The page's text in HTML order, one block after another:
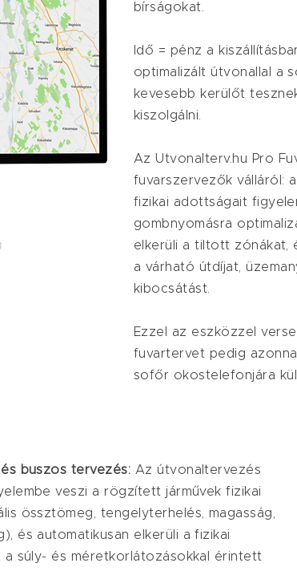
bírságokat.
Idő = pénz a
optimalizált útvonallal a
kevesebb kerülőt
kiszolgálni.
Az Utvonalterv.hu Pro
fuvarszervezők válláról:
fizikai adottságait
gombnyomásra
elkerüli a tiltott zónákat,
a várható útdíjat,
kibocsátást.
Ezzel az eszközzel
fuvartervet pedig
sofőr okostelefonjára
buszos tervezés: Az útvonaltervezés
veszi a rögzített járművek fizikai
össztömeg, tengelyterhelés, magasság,
és automatikusan elkerüli a fizikai
a súly- és méretkorlátozásokkal érintett